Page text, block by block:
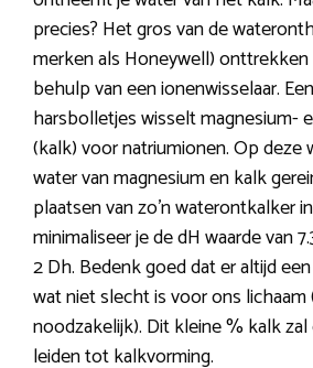
precies? Het gros van de
merken als Honeywell)
behulp van een ionenwisselaar.
harsbolletjes wisselt magnesium-
(kalk) voor natriumionen. Op deze
water van magnesium en kalk
plaatsen van zo’n waterontkalker
minimaliseer je de dH waarde van
2 Dh. Bedenk goed dat er altijd
wat niet slecht is voor ons lichaam
noodzakelijk). Dit kleine % kalk
leiden tot kalkvorming.